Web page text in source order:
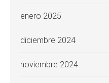
enero 2025
diciembre 2024
noviembre 2024